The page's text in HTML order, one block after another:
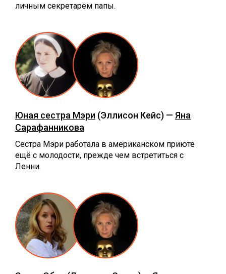
личным секретарём папы.
Юная сестра Мэри (Эллисон Кейс) — Яна
Сарафанникова
Сестра Мэри работала в американском приюте
ещё с молодости, прежде чем встретиться с
Ленни.